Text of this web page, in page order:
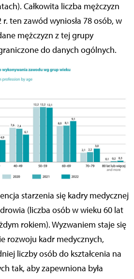
Całkowita liczba mężczyzn
ten zawód wyniosła 78 osób, w
mężczyzn z tej grupy
do danych ogólnych.
starzenia się kadry medycznej
(liczba osób w wieku 60 lat
rokiem). Wyzwaniem staje się
rozwoju kadr medycznych,
liczby osób do kształcenia na
tak, aby zapewniona była